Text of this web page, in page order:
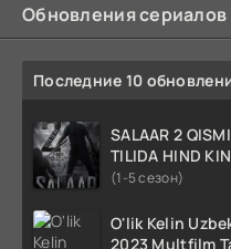
Обновления сериалов
Последние 10
SALAAR 2
TILIDA HIND
TARJIMA 720p
(1-5 сезон)
O'lik Kelin
2023 Multfilm